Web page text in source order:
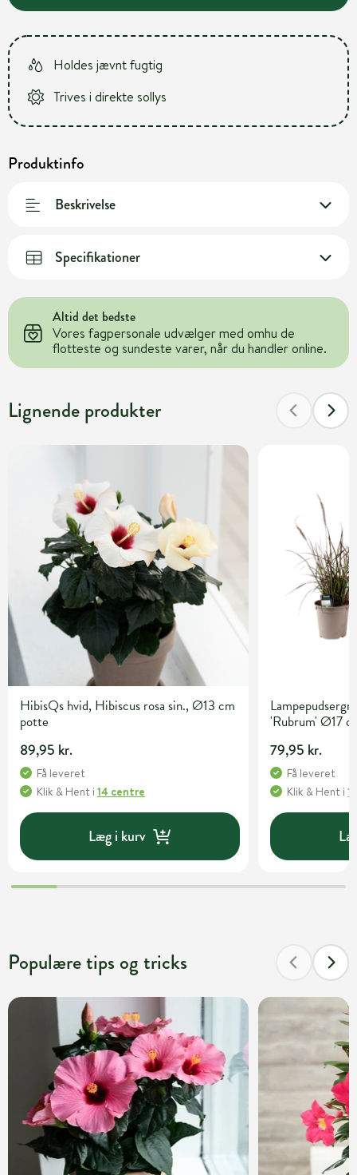
Holdes jævnt fugtig
Trives i direkte sollys
Produktinfo
Beskrivelse
Specifikationer
Altid det bedste
Vores fagpersonale udvælger med omhu de
flotteste og sundeste varer, når du handler online.
Lignende produkter
HibisQs hvid, Hibiscus rosa sin., Ø13 cm
potte
89,95 kr.
Få leveret
Klik & Hent i 14 centre
Læg i kurv
'Rubrum' Ø17
79,95 kr.
Få leveret
Klik & Hent i
Populære tips og tricks